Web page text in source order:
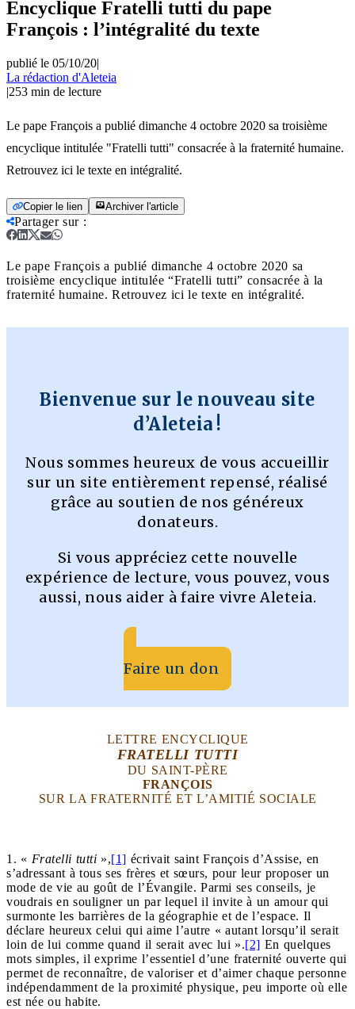
Encyclique Fratelli tutti du pape
François : l’intégralité du texte
publié le 05/10/20|
La rédaction d'Aleteia
|253 min de lecture
Le pape François a publié dimanche 4 octobre 2020 sa troisième
encyclique intitulée "Fratelli tutti" consacrée à la fraternité humaine.
Retrouvez ici le texte en intégralité.
Copier le lien Archiver l'article
Partager sur:
Le pape François a publié dimanche 4 octobre 2020 sa
troisième encyclique intitulée “Fratelli tutti” consacrée à la
fraternité humaine. Retrouvez ici le texte en intégralité.
Bienvenue sur le nouveau site
d’Aleteia !
Nous sommes heureux de vous accueillir
sur un site entièrement repensé, réalisé
grâce au soutien de nos généreux
donateurs.
Si vous appréciez cette nouvelle
expérience de lecture, vous pouvez, vous
aussi, nous aider à faire vivre Aleteia.
Faire un don
LETTRE ENCYCLIQUE
FRATELLI TUTTI
DU SAINT-PÈRE
FRANÇOIS
SUR LA FRATERNITÉ ET L’AMITIÉ SOCIALE
1. « Fratelli tutti »,[1] écrivait saint François d’Assise, en
s’adressant à tous ses frères et sœurs, pour leur proposer un
mode de vie au goût de l’Évangile. Parmi ses conseils, je
voudrais en souligner un par lequel il invite à un amour qui
surmonte les barrières de la géographie et de l’espace. Il
déclare heureux celui qui aime l’autre « autant lorsqu’il serait
loin de lui comme quand il serait avec lui ».[2] En quelques
mots simples, il exprime l’essentiel d’une fraternité ouverte qui
permet de reconnaître, de valoriser et d’aimer chaque personne
indépendamment de la proximité physique, peu importe où elle
est née ou habite.